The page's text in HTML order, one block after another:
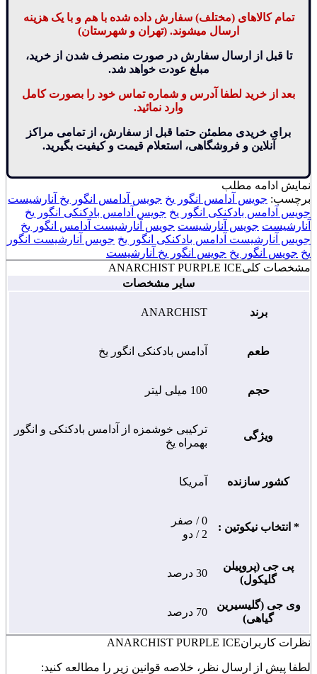
تمام کالاهای (مختلف) سفارش داده شده با هم و با یک هزینه
ارسال میشوند. (تهران و شهرستان)
تا قبل از ارسال سفارش در صورت منصرف شدن از خرید،
مبلغ عودت خواهد شد.
بعد از خرید لطفا آدرس و شماره تماس خود را بصورت کامل
وارد نمائید.
برای خریدی مطمئن حتما قبل از سفارش، از تمامی مراکز
آنلاین و فروشگاهی، استعلام قیمت و کیفیت بگیرید.
نمایش ادامه مطلب
برچسب: جویس آدامس انگور یخ جویس آدامس انگور یخ آنارشیست
جویس آدامس بادکنکی انگور یخ جویس آدامس بادکنکی انگور یخ
آنارشیست جویس آنارشیست جویس آنارشیست آدامس انگور یخ
جویس آنارشیست آدامس بادکنکی انگور یخ جویس آنارشیست انگور
یخ جویس انگور یخ جویس انگور یخ آنارشیست
مشخصات کلیANARCHIST PURPLE ICE
سایر مشخصات
برند ANARCHIST
طعم آدامس بادکنکی انگور یخ
حجم 100 میلی لیتر
ویژگی
ترکیبی خوشمزه از آدامس بادکنکی و انگور
بهمراه یخ
کشور سازنده آمریکا
* انتخاب نیکوتین :
0 / صفر
2 / دو
پی جی (پروپیلن
گلیکول)
30 درصد
وی جی (گلیسیرین
گیاهی)
70 درصد
نظرات کاربرانANARCHIST PURPLE ICE
لطفا پیش از ارسال نظر، خلاصه قوانین زیر را مطالعه کنید: